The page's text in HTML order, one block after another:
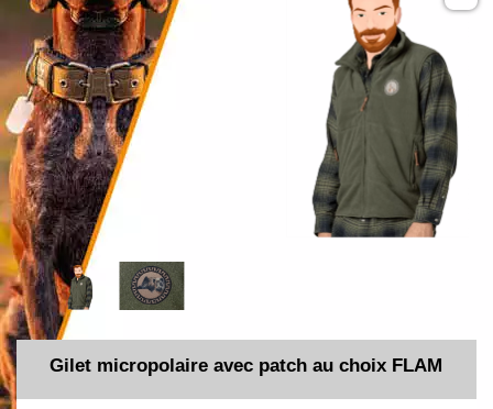
Gilet micropolaire avec patch au choix FLAM